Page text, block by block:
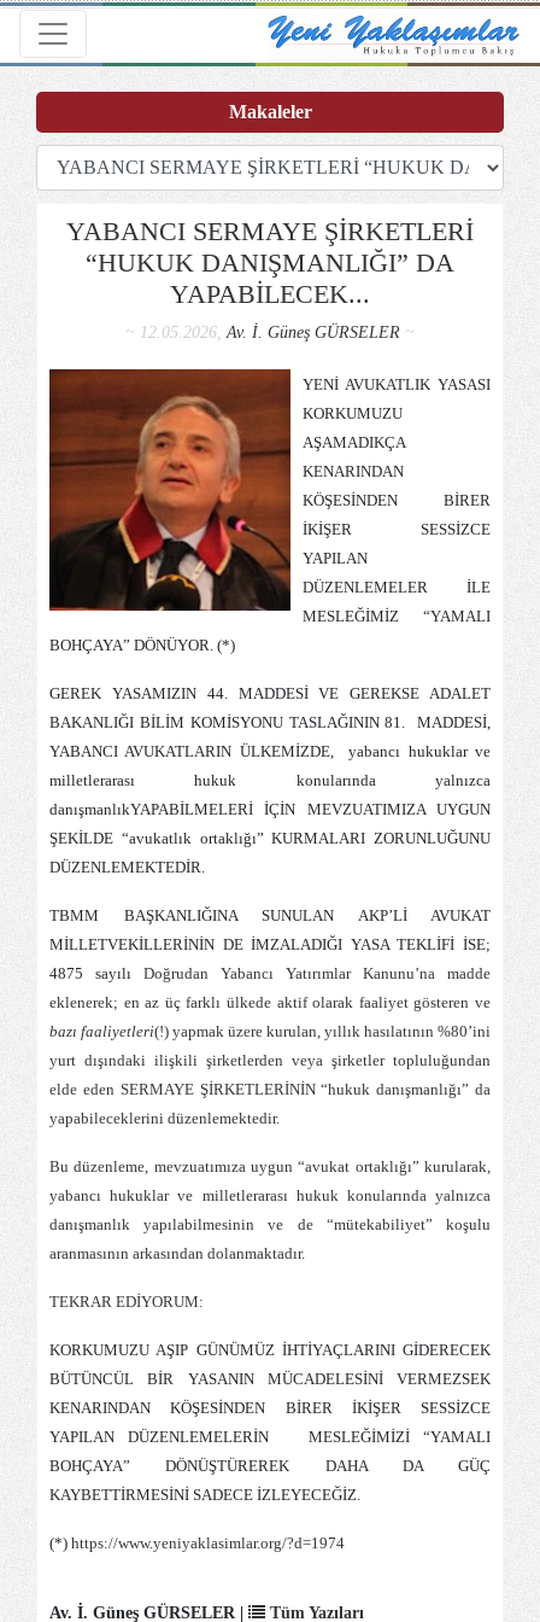
Toggle navigation
YABANCI SERMAYE ŞİRKETLERİ
“HUKUK DANIŞMANLIĞI” DA
YAPABİLECEK...
~ 12.05.2026,Av. İ. Güneş GÜRSELER ~
YENİ AVUKATLIK YASASI
KORKUMUZU
AŞAMADIKÇA
KENARINDAN
KÖŞESİNDEN BİRER
İKİŞER SESSİZCE
YAPILAN
DÜZENLEMELER İLE
MESLEĞİMİZ “YAMALI
BOHÇAYA” DÖNÜYOR. (*)
GEREK YASAMIZIN 44. MADDESİ VE GEREKSE ADALET
BAKANLIĞI BİLİM KOMİSYONU TASLAĞININ 81.
MADDESİ,
YABANCI AVUKATLARIN ÜLKEMİZDE,
yabancı hukuklar ve
milletlerarası hukuk konularında yalnızca
danışmanlıkYAPABİLMELERİ İÇİN MEVZUATIMIZA UYGUN
ŞEKİLDE “avukatlık ortaklığı” KURMALARI ZORUNLUĞUNU
DÜZENLEMEKTEDİR.
TBMM BAŞKANLIĞINA SUNULAN AKP’Lİ AVUKAT
MİLLETVEKİLLERİNİN DE İMZALADIĞI YASA TEKLİFİ İSE;
4875 sayılı Doğrudan Yabancı Yatırımlar Kanunu’na madde
eklenerek; en az üç farklı ülkede aktif olarak faaliyet gösteren ve
bazı faaliyetleri(!) yapmak üzere kurulan, yıllık hasılatının %80’ini
yurt dışındaki ilişkili şirketlerden veya şirketler topluluğundan
elde eden SERMAYE ŞİRKETLERİNİN “hukuk danışmanlığı” da
yapabileceklerini düzenlemektedir.
Bu düzenleme, mevzuatımıza uygun “avukat ortaklığı” kurularak,
yabancı hukuklar ve milletlerarası hukuk konularında yalnızca
danışmanlık yapılabilmesinin ve de “mütekabiliyet” koşulu
aranmasının arkasından dolanmaktadır.
TEKRAR EDİYORUM:
KORKUMUZU AŞIP GÜNÜMÜZ İHTİYAÇLARINI GİDERECEK
BÜTÜNCÜL BİR YASANIN MÜCADELESİNİ VERMEZSEK
KENARINDAN KÖŞESİNDEN BİRER İKİŞER SESSİZCE
YAPILAN DÜZENLEMELERİN
MESLEĞİMİZİ “YAMALI
BOHÇAYA” DÖNÜŞTÜREREK DAHA DA GÜÇ
KAYBETTİRMESİNİ SADECE İZLEYECEĞİZ.
(*) https://www.yeniyaklasimlar.org/?d=1974
Av. İ. Güneş GÜRSELER | Tüm Yazıları
Makaleler